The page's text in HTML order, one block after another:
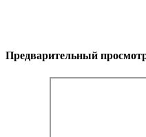
Предварительный